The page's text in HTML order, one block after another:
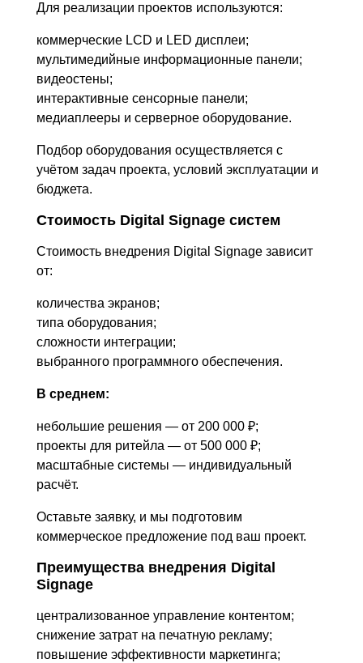
Для реализации проектов используются:
коммерческие LCD и LED дисплеи;
мультимедийные информационные панели;
видеостены;
интерактивные сенсорные панели;
медиаплееры и серверное оборудование.
Подбор оборудования осуществляется с
учётом задач проекта, условий эксплуатации и
бюджета.
Стоимость Digital Signage систем
Стоимость внедрения Digital Signage зависит
от:
количества экранов;
типа оборудования;
сложности интеграции;
выбранного программного обеспечения.
В среднем:
небольшие решения — от 200 000 ₽;
проекты для ритейла — от 500 000 ₽;
масштабные системы — индивидуальный
расчёт.
Оставьте заявку, и мы подготовим
коммерческое предложение под ваш проект.
Преимущества внедрения Digital
Signage
централизованное управление контентом;
снижение затрат на печатную рекламу;
повышение эффективности маркетинга;